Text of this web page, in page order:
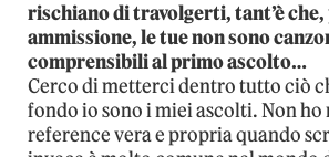
rischiano di travolgerti, tant’è che,
ammissione, le tue non sono
comprensibili al primo ascolto…
Cerco di metterci dentro tutto ciò
fondo io sono i miei ascolti. Non ho
reference vera e propria quando